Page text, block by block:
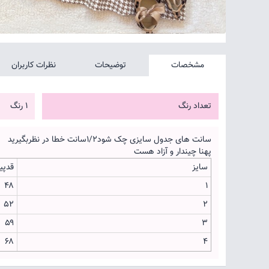
مشخصات توضیحات نظرات کاربران
تعداد رنگ 1 رنگ
سانت های جدول سایزی چک شود۱/۲سانت خطا در نظربگیرید
پهنا چیندار و آزاد هست
سایز
۱
۴۸
۲
۵۲
۳
۵۹
۴
۶۸